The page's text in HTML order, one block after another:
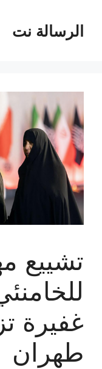
المحتوىالرسالة نت
تشييع
غفيرة
طهران